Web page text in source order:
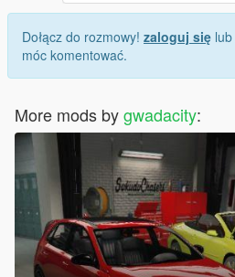
Dołącz do rozmowy! zaloguj się lub
móc komentować.
More mods bygwadacity: